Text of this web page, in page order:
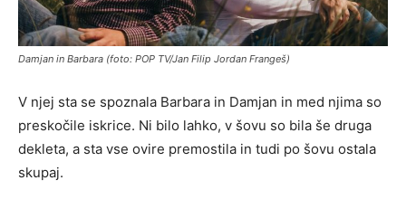
Damjan in Barbara (foto: POP TV/Jan Filip Jordan Frangeš)
V njej sta se spoznala Barbara in Damjan in med njima so
preskočile iskrice. Ni bilo lahko, v šovu so bila še druga
dekleta, a sta vse ovire premostila in tudi po šovu ostala
skupaj.